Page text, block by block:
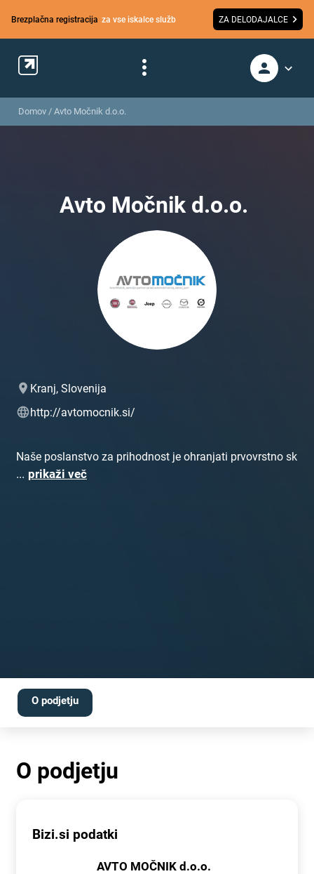
Brezplačna registracija za vse iskalce služb ZA DELODAJALCE
Domov / Avto Močnik d.o.o.
Avto Močnik d.o.o.
Kranj, Slovenija
http://avtomocnik.si/
Naše poslanstvo za prihodnost je ohranjati prvovrstno sk
... prikaži več
O podjetju
O podjetju
Bizi.si podatki
AVTO MOČNIK d.o.o.